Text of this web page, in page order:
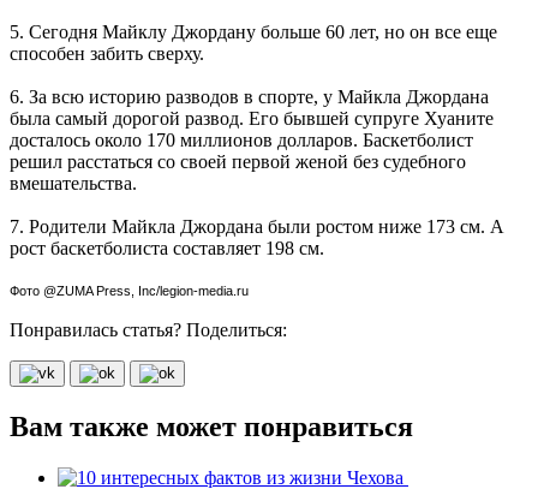
5. Сегодня Майклу Джордану больше 60 лет, но он все еще
способен забить сверху.
6. За всю историю разводов в спорте, у Майкла Джордана
была самый дорогой развод. Его бывшей супруге Хуаните
досталось около 170 миллионов долларов. Баскетболист
решил расстаться со своей первой женой без судебного
вмешательства.
7. Родители Майкла Джордана были ростом ниже 173 см. А
рост баскетболиста составляет 198 см.
Фото @ZUMA Press, Inc/legion-media.ru
Понравилась статья? Поделиться:
Вам также может понравиться